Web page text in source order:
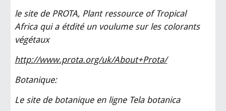
le site de PROTA, Plant ressource of Tropical
Africa qui a étdité un voulume sur les colorants
végétaux
http://www.prota.org/uk/About+Prota/
Botanique:
Le site de botanique en ligne Tela botanica